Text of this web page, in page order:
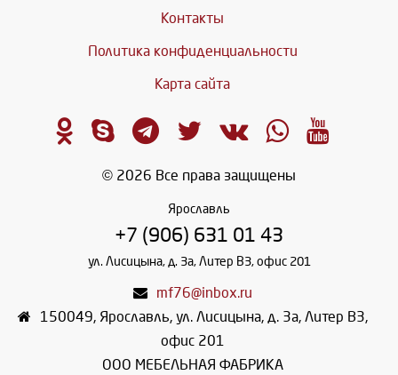
Контакты
Политика конфиденциальности
Карта сайта
© 2026 Все права защищены
Ярославль
+7 (906) 631 01 43
ул. Лисицына, д. 3а, Литер В3, офис 201
mf76@inbox.ru
150049, Ярославль, ул. Лисицына, д. 3а, Литер В3,
офис 201
ООО МЕБЕЛЬНАЯ ФАБРИКА